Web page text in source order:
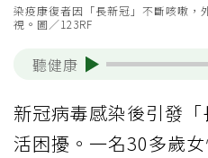
染疫康復者因「長新冠」不斷咳嗽，
視。圖／123RF
聽健康
新冠病毒感染後引發
活困擾。一名30多歲